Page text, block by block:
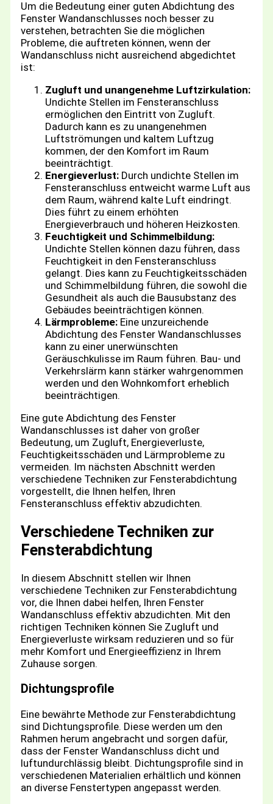
Um die Bedeutung einer guten Abdichtung des
Fenster Wandanschlusses noch besser zu
verstehen, betrachten Sie die möglichen
Probleme, die auftreten können, wenn der
Wandanschluss nicht ausreichend abgedichtet
ist:
Zugluft und unangenehme Luftzirkulation:
Undichte Stellen im Fensteranschluss
ermöglichen den Eintritt von Zugluft.
Dadurch kann es zu unangenehmen
Luftströmungen und kaltem Luftzug
kommen, der den Komfort im Raum
beeinträchtigt.
Energieverlust: Durch undichte Stellen im
Fensteranschluss entweicht warme Luft aus
dem Raum, während kalte Luft eindringt.
Dies führt zu einem erhöhten
Energieverbrauch und höheren Heizkosten.
Feuchtigkeit und Schimmelbildung:
Undichte Stellen können dazu führen, dass
Feuchtigkeit in den Fensteranschluss
gelangt. Dies kann zu Feuchtigkeitsschäden
und Schimmelbildung führen, die sowohl die
Gesundheit als auch die Bausubstanz des
Gebäudes beeinträchtigen können.
Lärmprobleme: Eine unzureichende
Abdichtung des Fenster Wandanschlusses
kann zu einer unerwünschten
Geräuschkulisse im Raum führen. Bau- und
Verkehrslärm kann stärker wahrgenommen
werden und den Wohnkomfort erheblich
beeinträchtigen.
Eine gute Abdichtung des Fenster
Wandanschlusses ist daher von großer
Bedeutung, um Zugluft, Energieverluste,
Feuchtigkeitsschäden und Lärmprobleme zu
vermeiden. Im nächsten Abschnitt werden
verschiedene Techniken zur Fensterabdichtung
vorgestellt, die Ihnen helfen, Ihren
Fensteranschluss effektiv abzudichten.
Verschiedene Techniken zur
Fensterabdichtung
In diesem Abschnitt stellen wir Ihnen
verschiedene Techniken zur Fensterabdichtung
vor, die Ihnen dabei helfen, Ihren Fenster
Wandanschluss effektiv abzudichten. Mit den
richtigen Techniken können Sie Zugluft und
Energieverluste wirksam reduzieren und so für
mehr Komfort und Energieeffizienz in Ihrem
Zuhause sorgen.
Dichtungsprofile
Eine bewährte Methode zur Fensterabdichtung
sind Dichtungsprofile. Diese werden um den
Rahmen herum angebracht und sorgen dafür,
dass der Fenster Wandanschluss dicht und
luftundurchlässig bleibt. Dichtungsprofile sind in
verschiedenen Materialien erhältlich und können
an diverse Fenstertypen angepasst werden.